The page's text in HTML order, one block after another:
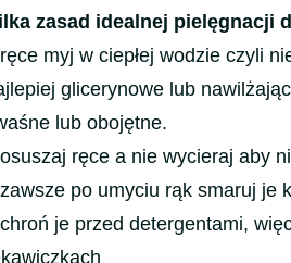
zasad idealnej pielęgnacji
myj w ciepłej wodzie czyli
glicerynowe lub
lub obojętne.
ręce a nie wycieraj aby
po umyciu rąk smaruj je
je przed detergentami,